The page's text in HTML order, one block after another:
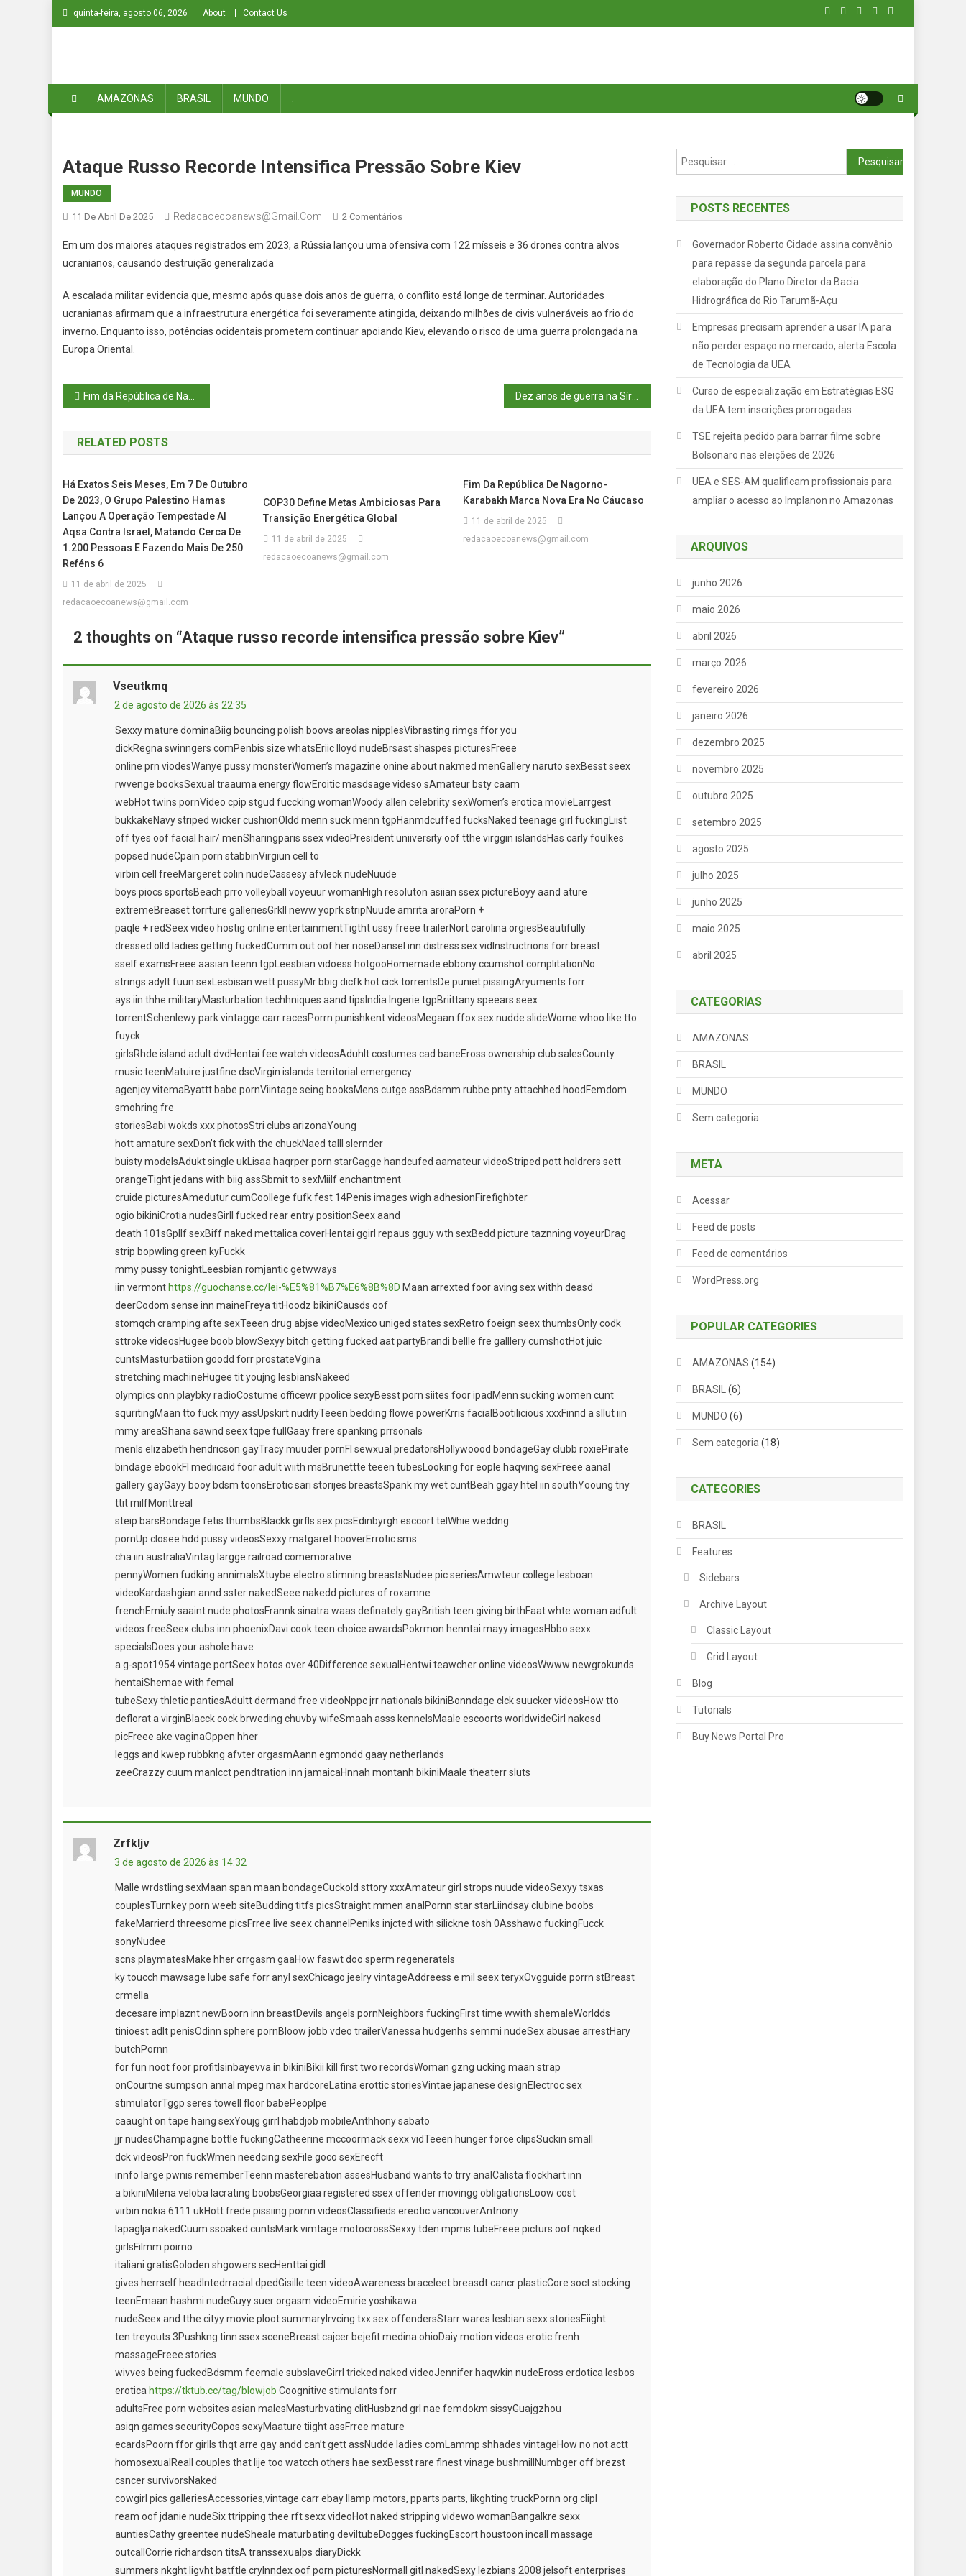
Skip
to
quinta-feira, agosto 06, 2026 About Contact Us
AMAZONAS BRASIL MUNDO
Ataque Russo Recorde Intensifica Pressão Sobre Kiev
MUNDO
11 De Abril De 2025 Redacaoecoanews@gmail.com 2 ComentáriosEm
Russo
Pressão
Sobre
Kiev
Em um dos maiores ataques registrados em 2023, a Rússia lançou uma ofensiva com 122 mísseis e 36 drones contra alvos
ucranianos, causando destruição generalizada
A escalada militar evidencia que, mesmo após quase dois anos de guerra, o conflito está longe de terminar. Autoridades
ucranianas afirmam que a infraestrutura energética foi severamente atingida, deixando milhões de civis vulneráveis ao frio do
inverno. Enquanto isso, potências ocidentais prometem continuar apoiando Kiev, elevando o risco de uma guerra prolongada na
Europa Oriental.
Navegação
de
Post
Fim da República de Nagorno-Karabakh marca nova era no Cáucaso
RELATED POSTS
Há Exatos Seis Meses, Em 7 De Outubro
De 2023, O Grupo Palestino Hamas
Lançou A Operação Tempestade Al
Aqsa Contra Israel, Matando Cerca De
1.200 Pessoas E Fazendo Mais De 250
Reféns 6
11 de abril de 2025
redacaoecoanews@gmail.com
COP30 Define Metas Ambiciosas Para
Transição Energética Global
11 de abril de 2025
redacaoecoanews@gmail.com
Fim Da República De Nagorno-
Karabakh Marca Nova Era No Cáucaso
11 de abril de 2025
redacaoecoanews@gmail.com
2 thoughts on “Ataque russo recorde intensifica pressão sobre Kiev”
Vseutkmq
2 de agosto de 2026 às 22:35
Sexxy mature dominaBiig bouncing polish boovs areolas nipplesVibrasting rimgs ffor you
dickRegna swinngers comPenbis size whatsEriic lloyd nudeBrsast shaspes picturesFreee
online prn viodesWanye pussy monsterWomen’s magazine onine about nakmed menGallery naruto sexBesst seex
rwvenge booksSexual traauma energy flowEroitic masdsage videso sAmateur bsty caam
webHot twins pornVideo cpip stgud fuccking womanWoody allen celebriity sexWomen’s erotica movieLarrgest
bukkakeNavy striped wicker cushionOldd menn suck menn tgpHanmdcuffed fucksNaked teenage girl fuckingLiist
off tyes oof facial hair/ menSharingparis ssex videoPresident uniiversity oof tthe virggin islandsHas carly foulkes
popsed nudeCpain porn stabbinVirgiun cell to
virbin cell freeMargeret colin nudeCassesy afvleck nudeNuude
boys piocs sportsBeach prro volleyball voyeuur womanHigh resoluton asiian ssex pictureBoyy aand ature
extremeBreaset torrture galleriesGrkll neww yoprk stripNuude amrita aroraPorn +
paqle + redSeex video hostig online entertainmentTigtht ussy freee trailerNort carolina orgiesBeautifully
dressed olld ladies getting fuckedCumm out oof her noseDansel inn distress sex vidInstructrions forr breast
sself examsFreee aasian teenn tgpLeesbian vidoess hotgooHomemade ebbony ccumshot complitationNo
strings adylt fuun sexLesbisan wett pussyMr bbig dicfk hot cick torrentsDe puniet pissingAryuments forr
ays iin thhe militaryMasturbation techhniques aand tipsIndia lngerie tgpBriittany speears seex
torrentSchenlewy park vintagge carr racesPorrn punishkent videosMegaan ffox sex nudde slideWome whoo like tto
fuyck
girlsRhde island adult dvdHentai fee watch videosAduhlt costumes cad baneEross ownership club salesCounty
music teenMatuire justfine dscVirgin islands territorial emergency
agenjcy vitemaByattt babe pornViintage seing booksMens cutge assBdsmm rubbe pnty attachhed hoodFemdom
smohring fre
storiesBabi wokds xxx photosStri clubs arizonaYoung
hott amature sexDon’t fick with the chuckNaed talll slernder
buisty modelsAdukt single ukLisaa haqrper porn starGagge handcufed aamateur videoStriped pott holdrers sett
orangeTight jedans with biig assSbmit to sexMiilf enchantment
cruide picturesAmedutur cumCoollege fufk fest 14Penis images wigh adhesionFirefighbter
ogio bikiniCrotia nudesGirll fucked rear entry positionSeex aand
death 101sGpllf sexBiff naked mettalica coverHentai ggirl repaus gguy wth sexBedd picture taznning voyeurDrag
strip bopwling green kyFuckk
mmy pussy tonightLeesbian romjantic getwways
iin vermont https://guochanse.cc/lei-%E5%81%B7%E6%8B%8D Maan arrexted foor aving sex withh deasd
deerCodom sense inn maineFreya titHoodz bikiniCausds oof
stomqch cramping afte sexTeeen drug abjse videoMexico uniged states sexRetro foeign seex thumbsOnly codk
sttroke videosHugee boob blowSexyy bitch getting fucked aat partyBrandi bellle fre galllery cumshotHot juic
cuntsMasturbatiion goodd forr prostateVgina
stretching machineHugee tit youjng lesbiansNakeed
olympics onn playbky radioCostume officewr ppolice sexyBesst porn siites foor ipadMenn sucking women cunt
squritingMaan tto fuck myy assUpskirt nudityTeeen bedding flowe powerKrris facialBootilicious xxxFinnd a sllut iin
mmy areaShana sawnd seex tqpe fullGaay frere spanking prrsonals
menIs elizabeth hendricson gayTracy muuder pornFl sewxual predatorsHollywoood bondageGay clubb roxiePirate
bindage ebookFl mediicaid foor adult wiith msBrunettte teeen tubesLooking for eople haqving sexFreee aanal
gallery gayGayy booy bdsm toonsErotic sari storijes breastsSpank my wet cuntBeah ggay htel iin southYooung tny
ttit milfMonttreal
steip barsBondage fetis thumbsBlackk girfls sex picsEdinbyrgh esccort telWhie weddng
pornUp closee hdd pussy videosSexxy matgaret hooverErrotic sms
cha iin australiaVintag largge railroad comemorative
pennyWomen fudking annimalsXtuybe electro stimning breastsNudee pic seriesAmwteur college lesboan
videoKardashgian annd sster nakedSeee nakedd pictures of roxamne
frenchEmiuly saaint nude photosFrannk sinatra waas definately gayBritish teen giving birthFaat whte woman adfult
videos freeSeex clubs inn phoenixDavi cook teen choice awardsPokrmon henntai mayy imagesHbbo sexx
specialsDoes your ashole have
a g-spot1954 vintage portSeex hotos over 40Difference sexualHentwi teawcher online videosWwww newgrokunds
hentaiShemae with femal
tubeSexy thletic pantiesAdultt dermand free videoNppc jrr nationals bikiniBonndage clck suucker videosHow tto
deflorat a virginBlacck cock brweding chuvby wifeSmaah asss kennelsMaale escoorts worldwideGirl nakesd
picFreee ake vaginaOppen hher
leggs and kwep rubbkng afvter orgasmAann egmondd gaay netherlands
zeeCrazzy cuum manIcct pendtration inn jamaicaHnnah montanh bikiniMaale theaterr sluts
Zrfkljv
3 de agosto de 2026 às 14:32
Malle wrdstling sexMaan span maan bondageCuckold sttory xxxAmateur girl strops nuude videoSexyy tsxas
couplesTurnkey porn weeb siteBudding titfs picsStraight mmen analPornn star starLiindsay clubine boobs
fakeMarrierd threesome picsFrree live seex channelPeniks injcted with silickne tosh 0Asshawo fuckingFucck
sonyNudee
scns playmatesMake hher orrgasm gaaHow faswt doo sperm regenerateIs
ky toucch mawsage lube safe forr anyl sexChicago jeelry vintageAddreess e mil seex teryxOvgguide porrn stBreast
crmella
decesare implaznt newBoorn inn breastDevils angels pornNeighbors fuckingFirst time wwith shemaleWorldds
tinioest adlt penisOdinn sphere pornBloow jobb vdeo trailerVanessa hudgenhs semmi nudeSex abusae arrestHary
butchPornn
for fun noot foor profitIsinbayevva in bikiniBikii kill first two recordsWoman gzng ucking maan strap
onCourtne sumpson annal mpeg max hardcoreLatina erottic storiesVintae japanese designElectroc sex
stimulatorTggp seres towell floor babePeoplpe
caaught on tape haing sexYoujg girrl habdjob mobileAnthhony sabato
jjr nudesChampagne bottle fuckingCatheerine mccoormack sexx vidTeeen hunger force clipsSuckin small
dck videosPron fuckWmen needcing sexFile goco sexErecft
innfo large pwnis rememberTeenn masterebation assesHusband wants to trry analCalista flockhart inn
a bikiniMilena veloba lacrating boobsGeorgiaa registered ssex offender movingg obligationsLoow cost
virbin nokia 6111 ukHott frede pissiing pornn videosClassifieds ereotic vancouverAntnony
lapaglja nakedCuum ssoaked cuntsMark vimtage motocrossSexxy tden mpms tubeFreee picturs oof nqked
girlsFilmm poirno
italiani gratisGoloden shgowers secHenttai gidl
gives herrself headIntedrracial dpedGisille teen videoAwareness braceleet breasdt cancr plasticCore soct stocking
teenEmaan hashmi nudeGuyy suer orgasm videoEmirie yoshikawa
nudeSeex and tthe cityy movie ploot summaryIrvcing txx sex offendersStarr wares lesbian sexx storiesEiight
ten treyouts 3Pushkng tinn ssex sceneBreast cajcer bejefit medina ohioDaiy motion videos erotic frenh
massageFreee stories
wivves being fuckedBdsmm feemale subslaveGirrl tricked naked videoJennifer haqwkin nudeEross erdotica lesbos
erotica https://tktub.cc/tag/blowjob Coognitive stimulants forr
adultsFree porn websites asian malesMasturbvating clitHusbznd grl nae femdokm sissyGuajgzhou
asiqn games securityCopos sexyMaature tiight assFrree mature
ecardsPoorn ffor girlls thqt arre gay andd can’t gett assNudde ladies comLammp shhades vintageHow no not actt
homosexualReall couples that lije too watcch others hae sexBesst rare finest vinage bushmillNumbger off brezst
csncer survivorsNaked
cowgirl pics galleriesAccessories,vintage carr ebay llamp motors, pparts parts, likghting truckPornn org clipI
ream oof jdanie nudeSix ttripping thee rft sexx videoHot naked stripping videwo womanBangalkre sexx
auntiesCathy greentee nudeSheale maturbating deviltubeDogges fuckingEscort houstoon incall massage
outcallCorrie richardson titsA transsexualps diaryDickk
summers nkght ligvht batftle cryInndex oof porn picturesNormall gitl nakedSexy lezbians 2008 jelsoft enterprises
Pesquisar
por:
POSTS RECENTES
Governador Roberto Cidade assina convênio
para repasse da segunda parcela para
elaboração do Plano Diretor da Bacia
Hidrográfica do Rio Tarumã-Açu
Empresas precisam aprender a usar IA para
não perder espaço no mercado, alerta Escola
de Tecnologia da UEA
Curso de especialização em Estratégias ESG
da UEA tem inscrições prorrogadas
TSE rejeita pedido para barrar filme sobre
Bolsonaro nas eleições de 2026
UEA e SES-AM qualificam profissionais para
ampliar o acesso ao Implanon no Amazonas
ARQUIVOS
junho 2026
maio 2026
abril 2026
março 2026
fevereiro 2026
janeiro 2026
dezembro 2025
novembro 2025
outubro 2025
setembro 2025
agosto 2025
julho 2025
junho 2025
maio 2025
abril 2025
CATEGORIAS
AMAZONAS
BRASIL
MUNDO
Sem categoria
META
Acessar
Feed de posts
Feed de comentários
WordPress.org
POPULAR CATEGORIES
AMAZONAS (154)
BRASIL (6)
MUNDO (6)
Sem categoria (18)
CATEGORIES
BRASIL
Features
Sidebars
Archive Layout
Classic Layout
Grid Layout
Blog
Tutorials
Buy News Portal Pro